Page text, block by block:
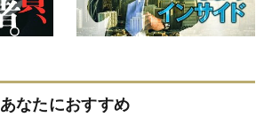
あなたにおすすめ